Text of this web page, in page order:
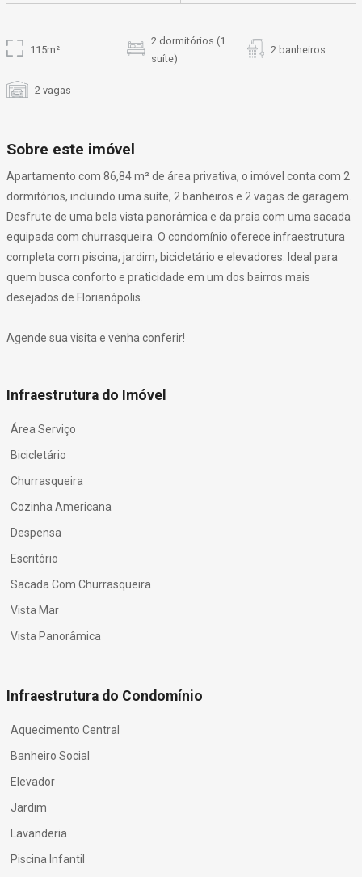
115m²
2 dormitórios (1
suíte)
2 banheiros
2 vagas
Sobre este imóvel
Apartamento com 86,84 m² de área privativa, o imóvel conta com 2
dormitórios, incluindo uma suíte, 2 banheiros e 2 vagas de garagem.
Desfrute de uma bela vista panorâmica e da praia com uma sacada
equipada com churrasqueira. O condomínio oferece infraestrutura
completa com piscina, jardim, bicicletário e elevadores. Ideal para
quem busca conforto e praticidade em um dos bairros mais
desejados de Florianópolis.
Agende sua visita e venha conferir!
Infraestrutura do Imóvel
Área Serviço
Bicicletário
Churrasqueira
Cozinha Americana
Despensa
Escritório
Sacada Com Churrasqueira
Vista Mar
Vista Panorâmica
Infraestrutura do Condomínio
Aquecimento Central
Banheiro Social
Elevador
Jardim
Lavanderia
Piscina Infantil